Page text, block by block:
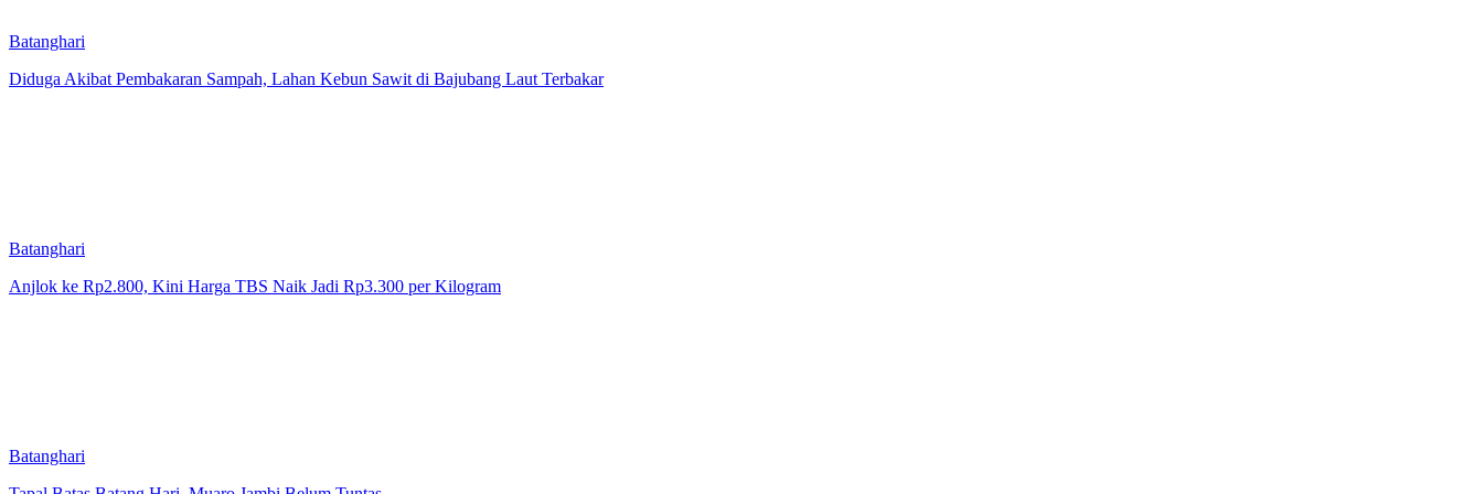
Batanghari
Diduga Akibat Pembakaran Sampah, Lahan Kebun Sawit di Bajubang Laut Terbakar
Batanghari
Anjlok ke Rp2.800, Kini Harga TBS Naik Jadi Rp3.300 per Kilogram
Batanghari